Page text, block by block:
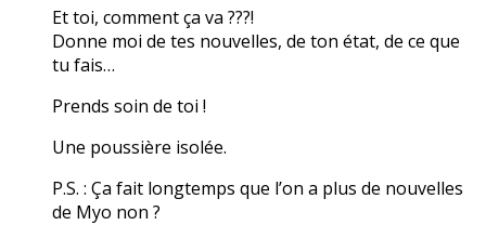
Et toi, comment ça va ???!
Donne moi de tes nouvelles, de ton état, de ce que
tu fais…
Prends soin de toi !
Une poussière isolée.
P.S. : Ça fait longtemps que l’on a plus de nouvelles
de Myo non ?